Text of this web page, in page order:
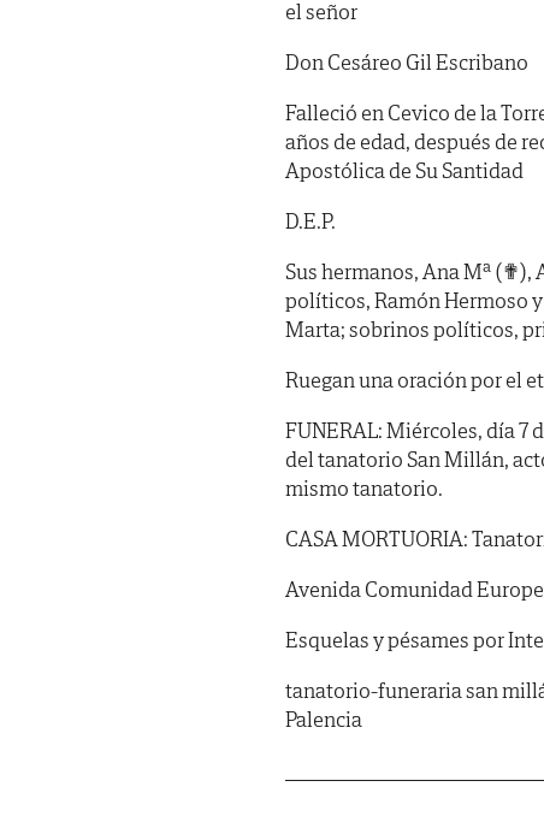
el señor
Don Cesáreo Gil Escribano
Falleció en Cevico de la
años de edad, después de
Apostólica de Su Santidad
D.E.P.
Sus hermanos, Ana Mª (✟),
políticos, Ramón Hermoso
Marta; sobrinos políticos,
Ruegan una oración por el
FUNERAL: Miércoles, día 7
del tanatorio San Millán,
mismo tanatorio.
CASA MORTUORIA:
Avenida Comunidad
Esquelas y pésames por
tanatorio-funeraria san
Palencia